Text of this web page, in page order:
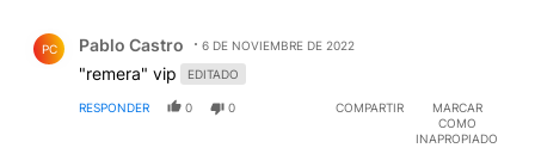
PC Pablo Castro 6 DE NOVIEMBRE DE 2022
"remera" vip EDITADO
RESPONDER 0 0 COMPARTIR
MARCAR
COMO
INAPROPIADO